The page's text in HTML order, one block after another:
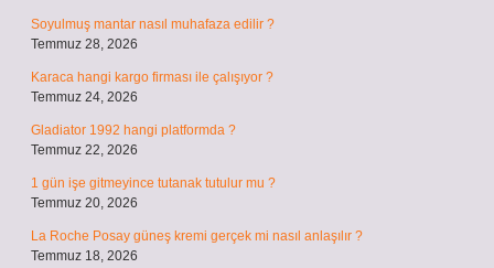
Soyulmuş mantar nasıl muhafaza edilir ?
Temmuz 28, 2026
Karaca hangi kargo firması ile çalışıyor ?
Temmuz 24, 2026
Gladiator 1992 hangi platformda ?
Temmuz 22, 2026
1 gün işe gitmeyince tutanak tutulur mu ?
Temmuz 20, 2026
La Roche Posay güneş kremi gerçek mi nasıl anlaşılır ?
Temmuz 18, 2026